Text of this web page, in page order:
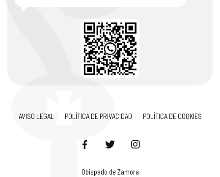
AVISO LEGAL POLÍTICA DE PRIVACIDAD POLÍTICA DE COOKIES
Obispado de Zamora